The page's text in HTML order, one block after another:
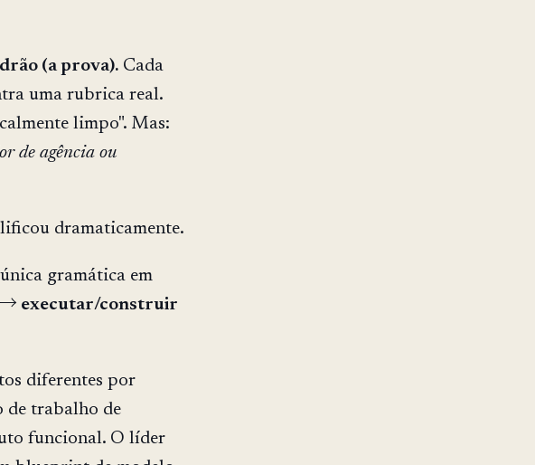
(a prova). Cada
uma rubrica real.
limpo". Mas:
de agência ou
dramaticamente.
gramática em
executar/construir
diferentes por
de trabalho de
funcional. O líder